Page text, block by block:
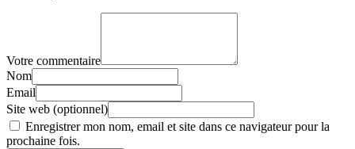
Votre commentaire
Nom
Email
Site web (optionnel)
Enregistrer mon nom, email et site dans ce navigateur pour la
prochaine fois.